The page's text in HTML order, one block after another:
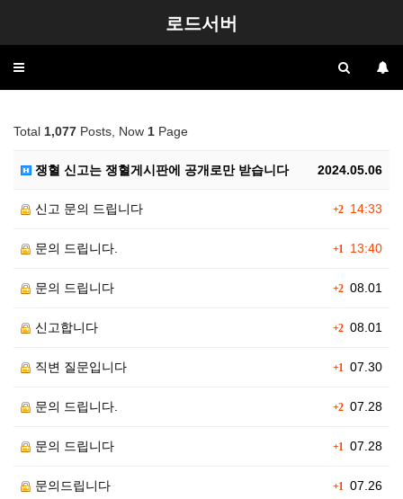
로드서버
Toggle
Total 1,077 Posts, Now 1 Page
2024.05.06
쟁혈 신고는 쟁혈게시판에 공개로만 받습니다
+2 14:33
신고 문의 드립니다
+1 13:40
문의 드립니다.
+208.01
문의 드립니다
+208.01
신고합니다
+1 07.30
직변 질문입니다
+207.28
문의 드립니다.
+1 07.28
문의 드립니다
+1 07.26
문의드립니다